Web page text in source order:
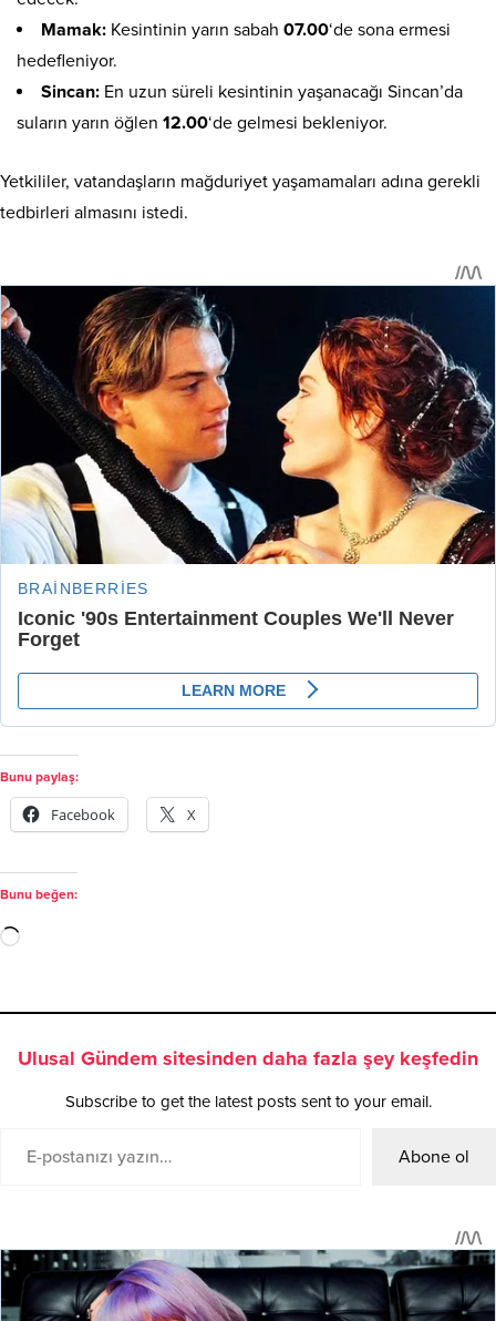
Mamak: Kesintinin yarın sabah 07.00‘de sona ermesi
hedefleniyor.
Sincan: En uzun süreli kesintinin yaşanacağı Sincan’da
suların yarın öğlen 12.00‘de gelmesi bekleniyor.
Yetkililer, vatandaşların mağduriyet yaşamamaları adına gerekli
tedbirleri almasını istedi.
Bunu paylaş:
Facebook X
Bunu beğen:
Ulusal Gündem sitesinden daha fazla şey keşfedin
Subscribe to get the latest posts sent to your email.
Abone ol